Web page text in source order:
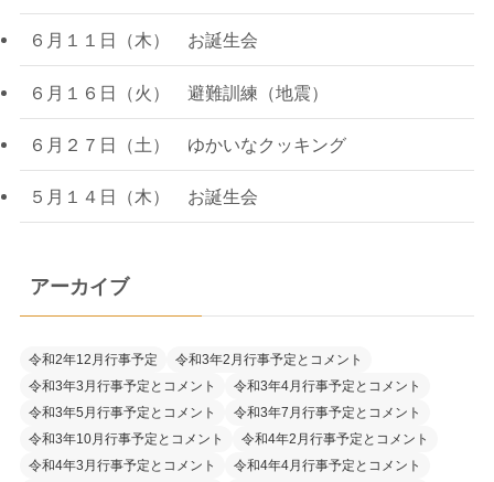
６月１１日（木） お誕生会
６月１６日（火） 避難訓練（地震）
６月２７日（土） ゆかいなクッキング
５月１４日（木） お誕生会
アーカイブ
令和2年12月行事予定
令和3年2月行事予定とコメント
令和3年3月行事予定とコメント
令和3年4月行事予定とコメント
令和3年5月行事予定とコメント
令和3年7月行事予定とコメント
令和3年10月行事予定とコメント
令和4年2月行事予定とコメント
令和4年3月行事予定とコメント
令和4年4月行事予定とコメント